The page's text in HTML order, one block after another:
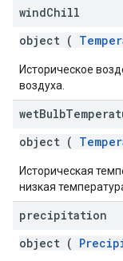
windChill
object (
Историческое
воздуха.
wetBulb
object (
Историческая
низкая
precipitation
object (